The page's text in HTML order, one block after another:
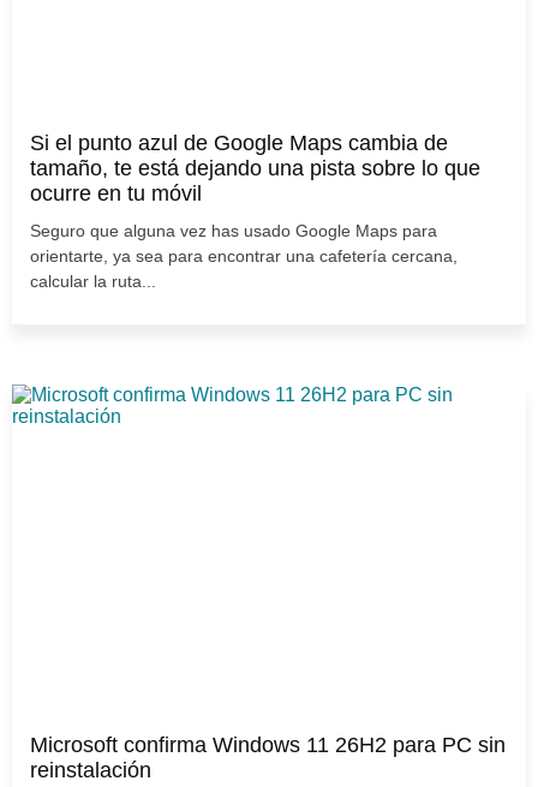
Si el punto azul de Google Maps cambia de
tamaño, te está dejando una pista sobre lo que
ocurre en tu móvil
Seguro que alguna vez has usado Google Maps para
orientarte, ya sea para encontrar una cafetería cercana,
calcular la ruta...
Microsoft confirma Windows 11 26H2 para PC sin
reinstalación